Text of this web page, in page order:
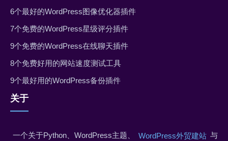
6个最好的WordPress图像优化器插件
7个免费的WordPress星级评分插件
9个免费的WordPress在线聊天插件
8个免费好用的网站速度测试工具
9个最好用的WordPress备份插件
关于
一个关于Python、WordPress主题、 WordPress外贸建站 与